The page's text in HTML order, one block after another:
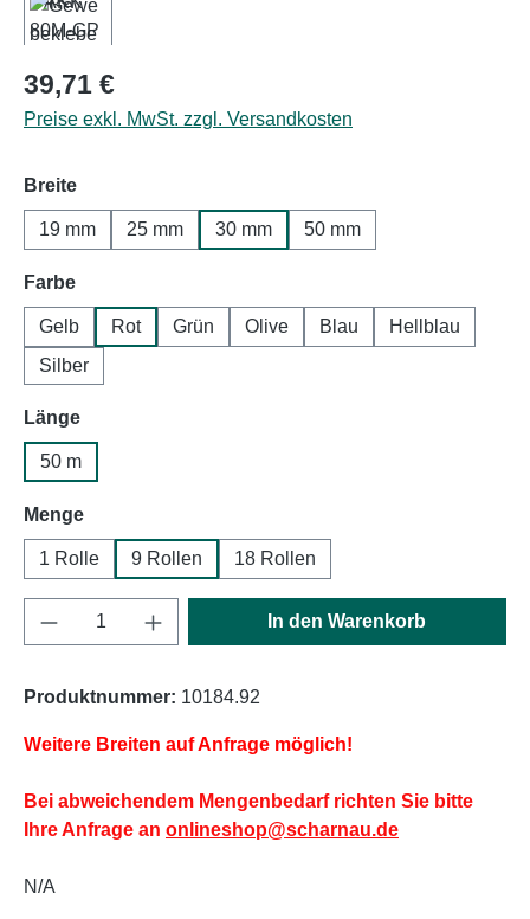
Regulärer Preis:
39,71 €
Preise exkl. MwSt. zzgl. Versandkosten
Breiteauswählen
19 mm 25 mm 30 mm 50 mm
Farbeauswählen
Gelb Rot Grün Olive Blau
Hellblau
Silber
Längeauswählen
50 m
Mengeauswählen
1 Rolle 9 Rollen 18 Rollen
Produkt Anzahl: Gib den gewünschten
In den Warenkorb
Produktnummer: 10184.92
Weitere Breiten auf Anfrage möglich!
Bei abweichendem Mengenbedarf richten Sie bitte
Ihre Anfrage an onlineshop@scharnau.de
N/A